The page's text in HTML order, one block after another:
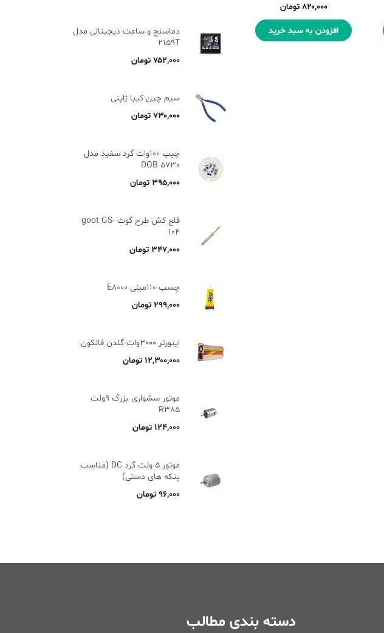
۸۲۰,۰۰۰ تومان
افزودن به سبد خرید
دماسنج و ساعت دیجیتالی مدل
2159T
۷۵۲,۰۰۰ تومان
سیم چین کیبا ژاپنی
۷۳۰,۰۰۰ تومان
چیپ 100وات گرد سفید مدل
5730 DOB
۳۹۵,۰۰۰ تومان
قلع کش طرح گوت goot GS-
104
۳۴۷,۰۰۰ تومان
چسب 110میلی E8000
۲۹۹,۰۰۰ تومان
اینورتر ۳۰۰۰وات گلدن فالکون
۱۲,۳۰۰,۰۰۰ تومان
موتور سشواری بزرگ 9ولت
R385
۱۲۴,۰۰۰ تومان
موتور 5 ولت گرد DC (مناسب
پنکه های دستی)
۹۶,۰۰۰ تومان
دسته بندی مطالب